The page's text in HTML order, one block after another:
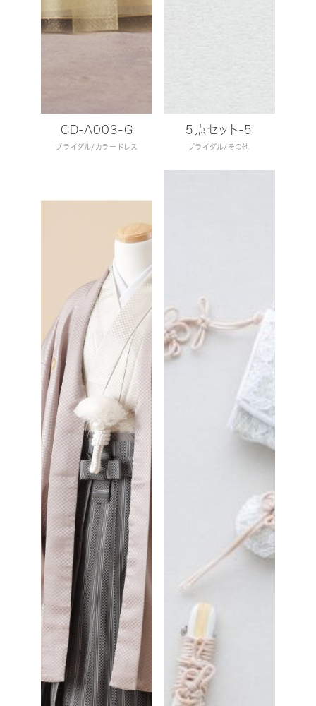
CD-A003-G
ブライダル カラードレス
5点セット-5
ブライダル その他